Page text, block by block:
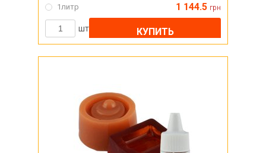
1литр 1 144.5 грн
шт КУПИТЬ